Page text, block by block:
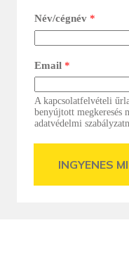
Név/cégnév *
Email *
A kapcsolatfelvételi
benyújtott megkeresés
adatvédelmi
INGYENES